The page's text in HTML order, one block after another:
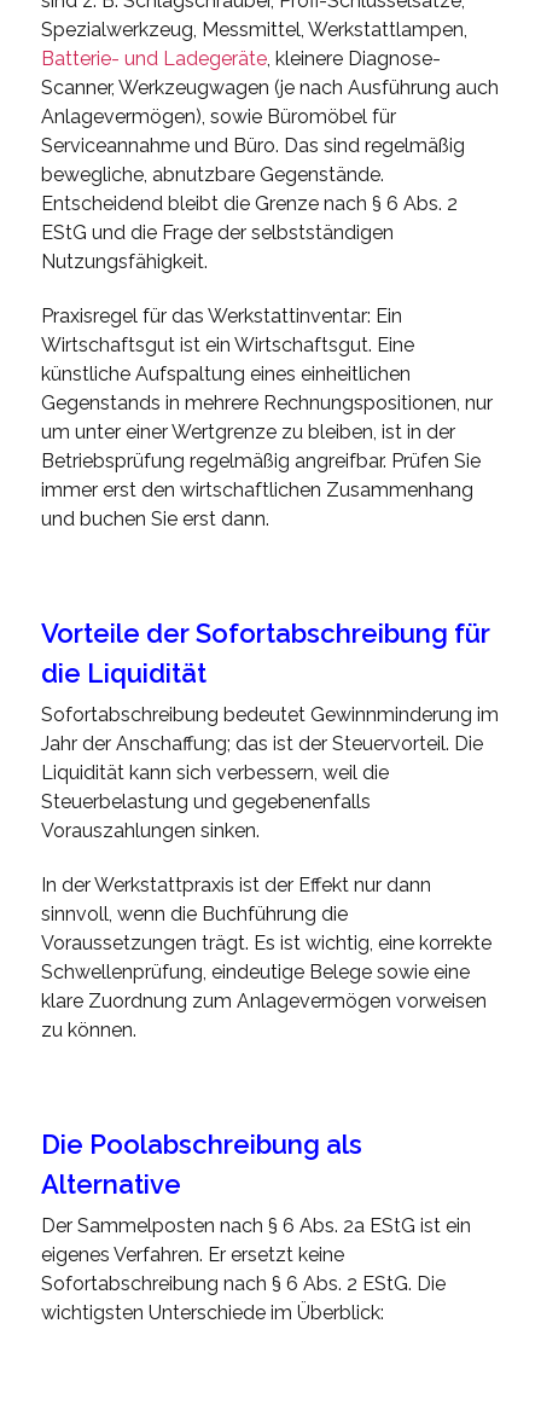
Spezialwerkzeug, Messmittel, Werkstattlampen,
Batterie- und Ladegeräte, kleinere Diagnose-
Scanner, Werkzeugwagen (je nach Ausführung auch
Anlagevermögen), sowie Büromöbel für
Serviceannahme und Büro. Das sind regelmäßig
bewegliche, abnutzbare Gegenstände.
Entscheidend bleibt die Grenze nach § 6 Abs. 2
EStG und die Frage der selbstständigen
Nutzungsfähigkeit.
Praxisregel für das Werkstattinventar: Ein
Wirtschaftsgut ist ein Wirtschaftsgut. Eine
künstliche Aufspaltung eines einheitlichen
Gegenstands in mehrere Rechnungspositionen, nur
um unter einer Wertgrenze zu bleiben, ist in der
Betriebsprüfung regelmäßig angreifbar. Prüfen Sie
immer erst den wirtschaftlichen Zusammenhang
und buchen Sie erst dann.
Vorteile der Sofortabschreibung für
die Liquidität
Sofortabschreibung bedeutet Gewinnminderung im
Jahr der Anschaffung; das ist der Steuervorteil. Die
Liquidität kann sich verbessern, weil die
Steuerbelastung und gegebenenfalls
Vorauszahlungen sinken.
In der Werkstattpraxis ist der Effekt nur dann
sinnvoll, wenn die Buchführung die
Voraussetzungen trägt. Es ist wichtig, eine korrekte
Schwellenprüfung, eindeutige Belege sowie eine
klare Zuordnung zum Anlagevermögen vorweisen
zu können.
Die Poolabschreibung als
Alternative
Der Sammelposten nach § 6 Abs. 2a EStG ist ein
eigenes Verfahren. Er ersetzt keine
Sofortabschreibung nach § 6 Abs. 2 EStG. Die
wichtigsten Unterschiede im Überblick: